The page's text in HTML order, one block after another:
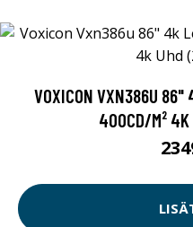
VOXICON VXN386U 86"
400CD/M² 4K